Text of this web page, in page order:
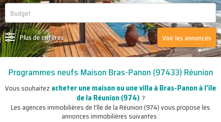
Recrutement Partenaires
Plus de critères Voir les annonces
Programmes neufs Maison Bras-Panon (97433) Réunion
Vous souhaitez acheter une maison ou une villa à Bras-Panon à l'île
de la Réunion (974) ?
Les agences immobilières de l'île de la Réunion (974) vous propose les
annonces immobilières suivantes :